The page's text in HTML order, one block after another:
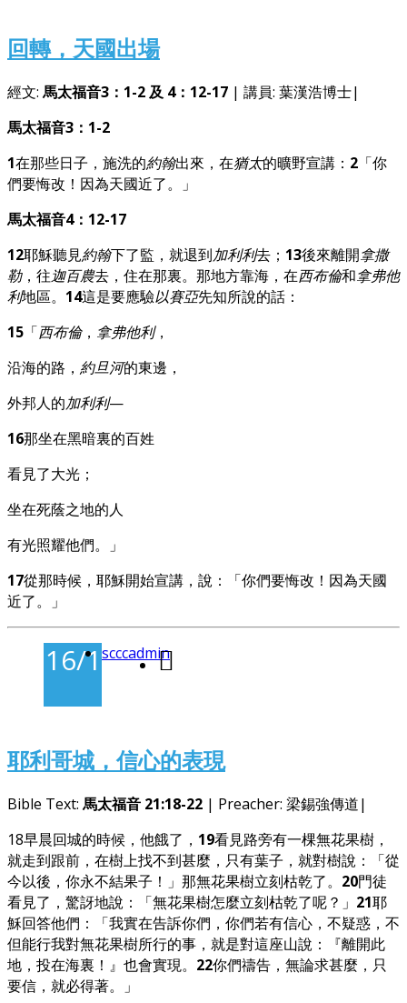
回轉，天國出場
經文: 馬太福音3：1-2 及 4：12-17 | 講員: 葉漢浩博士|
馬太福音3：1-2
1在那些日子，施洗的約翰出來，在猶太的曠野宣講： 2 「你
們要悔改！因為天國近了。」
馬太福音4：12-17
12耶穌聽見約翰下了監，就退到加利利去； 13後來離開拿撒
勒，往迦百農去，住在那裏。那地方靠海，在西布倫和拿弗他
利地區。 14這是要應驗以賽亞先知所說的話：
15 「西布倫， 拿弗他利，
沿海的路， 約旦河的東邊，
外邦人的加利利—
16那坐在黑暗裏的百姓
看見了大光；
坐在死蔭之地的人
有光照耀他們。」
17從那時候，耶穌開始宣講，說：「你們要悔改！因為天國
近了。」
16/11/2025
scccadmin
耶利哥城，信心的表現
Bible Text: 馬太福音 21:18-22 | Preacher: 梁錫強傳道|
18早晨回城的時候，他餓了， 19看見路旁有一棵無花果樹，
就走到跟前，在樹上找不到甚麼，只有葉子，就對樹說：「從
今以後，你永不結果子！」那無花果樹立刻枯乾了。 20門徒
看見了，驚訝地說：「無花果樹怎麼立刻枯乾了呢？」 21耶
穌回答他們：「我實在告訴你們，你們若有信心，不疑惑，不
但能行我對無花果樹所行的事，就是對這座山說：『離開此
地，投在海裏！』也會實現。 22你們禱告，無論求甚麼，只
要信，就必得著。」